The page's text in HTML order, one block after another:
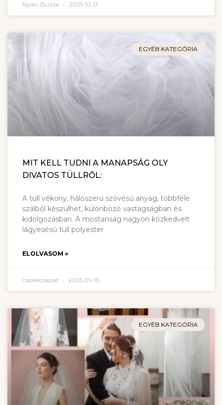
Nyári Zsuzsa 2025.10.13.
EGYÉB KATEGÓRIA
MIT KELL TUDNI A MANAPSÁG OLY
DIVATOS TÜLLRŐL:
A tüll vékony, hálószerű szövésű anyag, többféle
szálból készülhet, különböző vastagságban és
kidolgozásban. A mostanság nagyon közkedvelt
lágyesésű tüll polyester
ELOLVASOM »
csipkecsapat 2025.09.16.
EGYÉB KATEGÓRIA